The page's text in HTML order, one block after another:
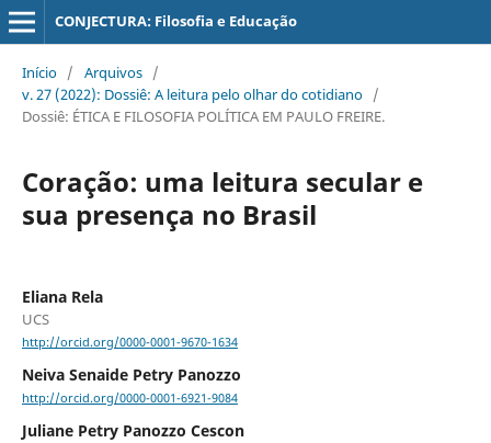
CONJECTURA: Filosofia e Educação
Início / Arquivos /
v. 27 (2022): Dossiê: A leitura pelo olhar do cotidiano /
Dossiê: ÉTICA E FILOSOFIA POLÍTICA EM PAULO FREIRE.
Coração: uma leitura secular e
sua presença no Brasil
Eliana Rela
UCS
http://orcid.org/0000-0001-9670-1634
Neiva Senaide Petry Panozzo
http://orcid.org/0000-0001-6921-9084
Juliane Petry Panozzo Cescon